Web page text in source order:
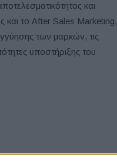
και
και το After Sales Marketing,
των μαρκών, τις
υποστήριξης του